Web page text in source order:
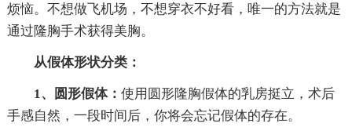
烦恼。不想做飞机场，不想穿衣不好看，唯一的方法就是
通过隆胸手术获得美胸。
从假体形状分类：
1、圆形假体： 使用圆形隆胸假体的乳房挺立，术后
手感自然，一段时间后，你将会忘记假体的存在。